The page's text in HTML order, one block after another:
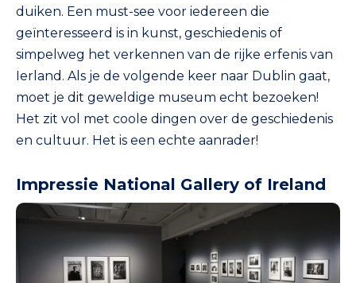
duiken. Een must-see voor iedereen die
geïnteresseerd is in kunst, geschiedenis of
simpelweg het verkennen van de rijke erfenis van
Ierland. Als je de volgende keer naar Dublin gaat,
moet je dit geweldige museum echt bezoeken!
Het zit vol met coole dingen over de geschiedenis
en cultuur. Het is een echte aanrader!
Impressie National Gallery of Ireland